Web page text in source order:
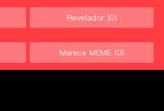
Revelador (0)
Merece MEME (0)